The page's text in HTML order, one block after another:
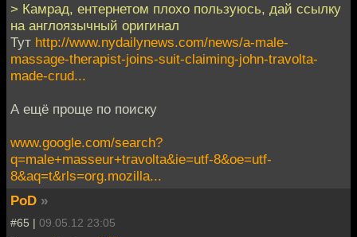
> Камрад, ентернетом плохо пользуюсь, дай ссылку
на англоязычный оригинал
Тут http://www.nydailynews.com/news/a-male-
massage-therapist-joins-suit-claiming-john-travolta-
made-crud...
А ещё проще по поиску
www.google.com/search?
q=male+masseur+travolta&ie=utf-8&oe=utf-
8&aq=t&rls=org.mozilla...
PoD »
#65 | 09.05.12 23:05